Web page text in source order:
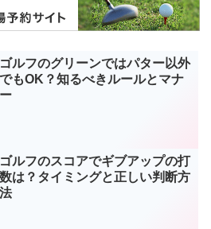
ゴルフのグリーンではパター以外
でもOK？知るべきルールとマナ
ー
ゴルフのスコアでギブアップの打
数は？タイミングと正しい判断方
法